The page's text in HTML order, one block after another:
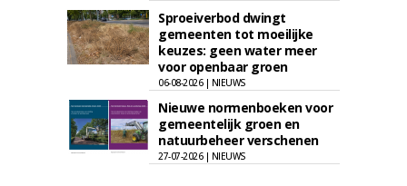
Sproeiverbod dwingt
gemeenten tot moeilijke
keuzes: geen water meer
voor openbaar groen
06-08-2026 | NIEUWS
Nieuwe normenboeken voor
gemeentelijk groen en
natuurbeheer verschenen
27-07-2026 | NIEUWS